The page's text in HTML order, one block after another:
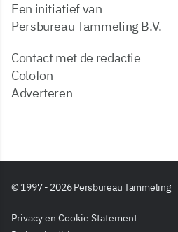
Een initiatief van
Persbureau Tammeling B.V.
Contact met de redactie
Colofon
Adverteren
© 1997 - 2026 Persbureau Tammeling
Privacy en Cookie Statement